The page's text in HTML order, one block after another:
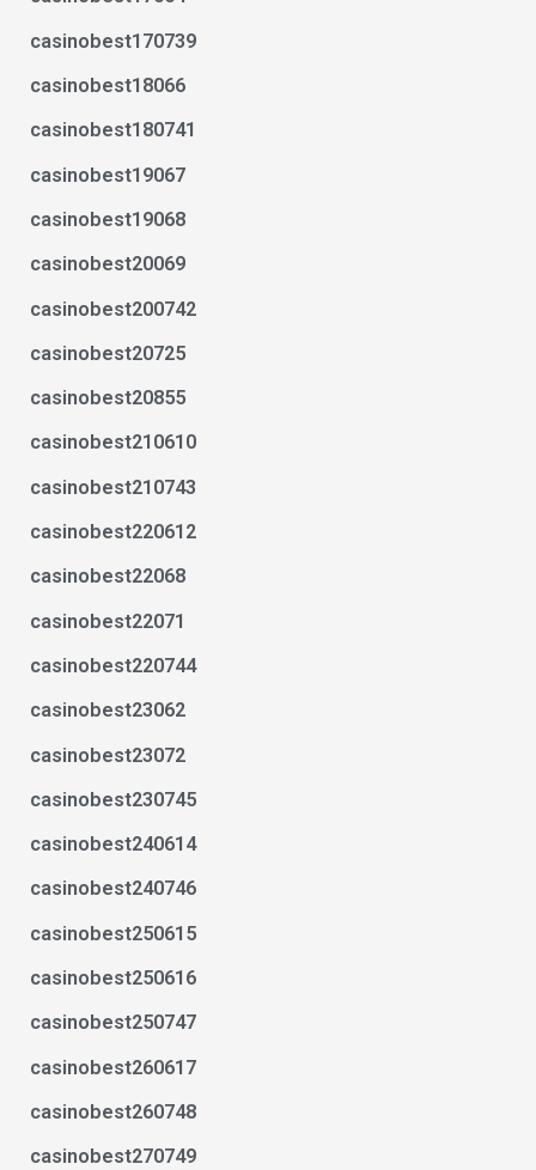
casinobest170739
casinobest18066
casinobest180741
casinobest19067
casinobest19068
casinobest20069
casinobest200742
casinobest20725
casinobest20855
casinobest210610
casinobest210743
casinobest220612
casinobest22068
casinobest22071
casinobest220744
casinobest23062
casinobest23072
casinobest230745
casinobest240614
casinobest240746
casinobest250615
casinobest250616
casinobest250747
casinobest260617
casinobest260748
casinobest270749